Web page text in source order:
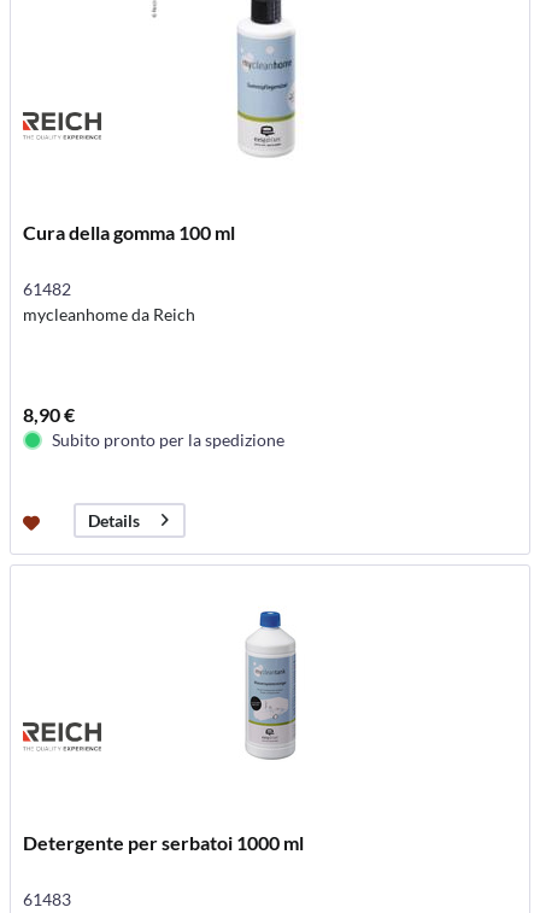
Cura della gomma 100 ml
61482
mycleanhome da Reich
8,90 €
Subito pronto per la spedizione
Details
Detergente per serbatoi 1000 ml
61483